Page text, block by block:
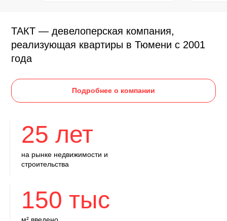
ТАКТ — девелоперская компания,
реализующая квартиры в Тюмени с 2001
года
Подробнее о компании
150 тыс
25 лет
на рынке недвижимости и
строительства